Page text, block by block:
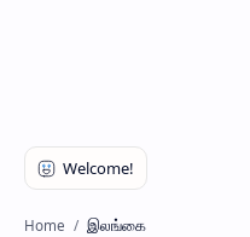
Home இலங்கை